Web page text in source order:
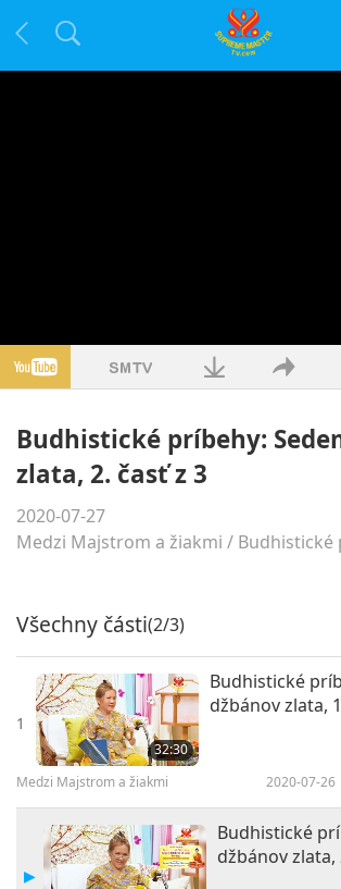
Budhistické príbehy:
zlata, 2. časť z 3
2020-07-27
Medzi Majstrom a žiakmi / Budhistické
Všechny části(2/3)
1
32:30
Budhistické
džbánov zlata,
Medzi Majstrom a žiakmi 2020-07-26
Budhistické
džbánov zlata,